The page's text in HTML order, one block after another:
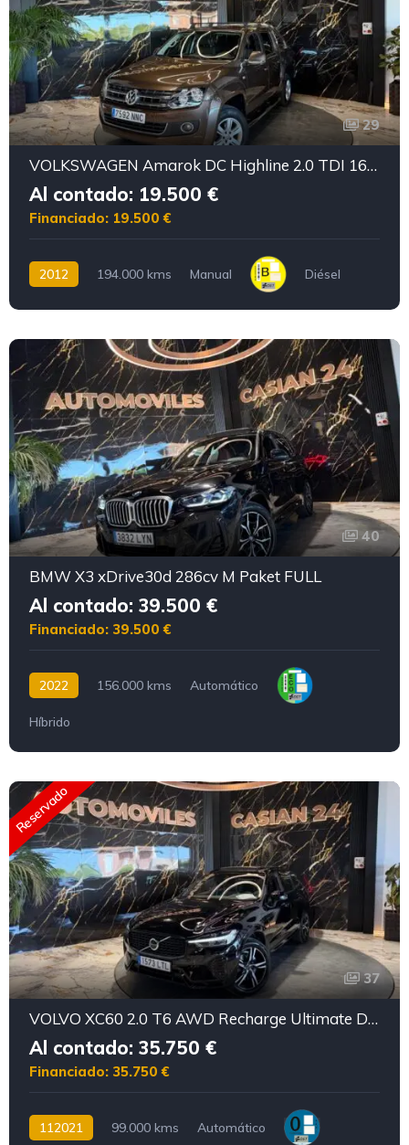
29
VOLKSWAGEN Amarok DC Highline 2.0 TDI 163cv 4M Permanente
Al contado: 19.500 €
Financiado: 19.500 €
2012 194.000 kms Manual Diésel
40
BMW X3 xDrive30d 286cv M Paket FULL
Al contado: 39.500 €
Financiado: 39.500 €
2022 156.000 kms Automático
Híbrido
Reservado
37
VOLVO XC60 2.0 T6 AWD Recharge Ultimate Dark Auto
Al contado: 35.750 €
Financiado: 35.750 €
112021 99.000 kms Automático